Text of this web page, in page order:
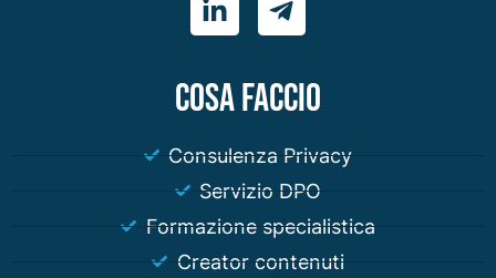
COSA FACCIO
Consulenza Privacy
Servizio DPO
Formazione specialistica
Creator contenuti